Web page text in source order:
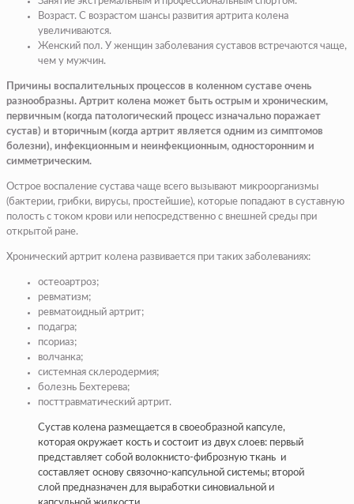
Возраст. С возрастом шансы развития артрита колена
увеличиваются.
Женский пол. У женщин заболевания суставов встречаются чаще,
чем у мужчин.
Причины воспалительных процессов в коленном суставе очень
разнообразны. Артрит колена может быть острым и хроническим,
первичным (когда патологический процесс изначально поражает
сустав) и вторичным (когда артрит является одним из симптомов
болезни), инфекционным и неинфекционным, односторонним и
симметрическим.
Острое воспаление сустава чаще всего вызывают микроорганизмы
(бактерии, грибки, вирусы, простейшие), которые попадают в суставную
полость с током крови или непосредственно с внешней среды при
открытой ране.
Хронический артрит колена развивается при таких заболеваниях:
остеоартроз;
ревматизм;
ревматоидный артрит;
подагра;
псориаз;
волчанка;
системная склеродермия;
болезнь Бехтерева;
посттравматический артрит.
Сустав колена размещается в своеобразной капсуле,
которая окружает кость и состоит из двух слоев: первый
представляет собой волокнисто-фиброзную ткань и
составляет основу связочно-капсульной системы; второй
слой предназначен для выработки синовиальной и